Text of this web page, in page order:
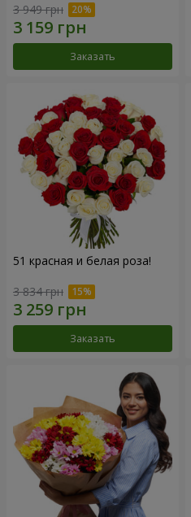
3 949 грн
Заказать
51 красная и белая роза!
3 834 грн
Заказать